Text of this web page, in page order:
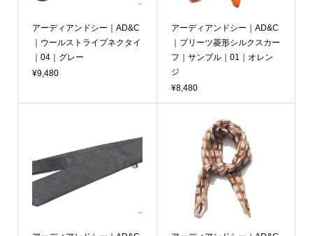
アーディアンドシー｜AD&C
｜ウールストライプネクタイ
｜04｜グレー
¥9,480
アーディアンドシー｜AD&C
｜プリーツ菱形シルクスカー
フ｜サンプル｜01｜オレン
ジ
¥8,480